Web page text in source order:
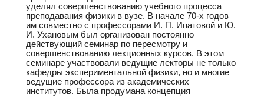
уделял совершенствованию учебного процесса
преподавания физики в вузе. В начале 70-х годов
им совместно с профессорами И. П. Ипатовой и Ю.
И. Ухановым был организован постоянно
действующий семинар по пересмотру и
совершенствованию лекционных курсов. В этом
семинаре участвовали ведущие лекторы не только
кафедры экспериментальной физики, но и многие
ведущие профессора из академических
институтов. Была продумана концепция